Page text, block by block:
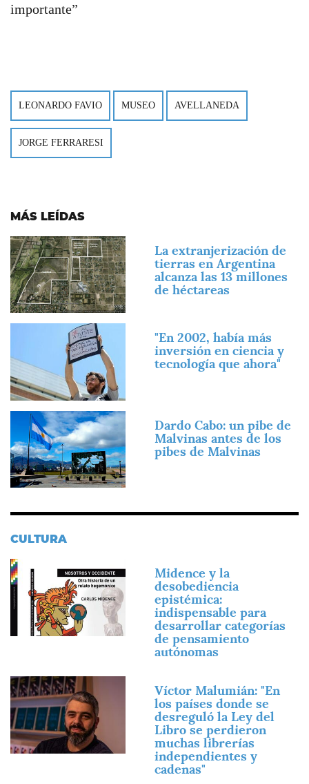
importante”
LEONARDO FAVIO MUSEO AVELLANEDA
JORGE FERRARESI
MÁS LEÍDAS
Imagen
La extranjerización de
tierras en Argentina
alcanza las 13 millones
de héctareas
"En 2002, había más
inversión en ciencia y
tecnología que ahora"
Imagen
Dardo Cabo: un pibe de
Malvinas antes de los
pibes de Malvinas
CULTURA
Imagen
Midence y la
desobediencia
epistémica:
indispensable para
desarrollar categorías
de pensamiento
autónomas
Imagen
Víctor Malumián: "En
los países donde se
desreguló la Ley del
Libro se perdieron
muchas librerías
independientes y
cadenas"